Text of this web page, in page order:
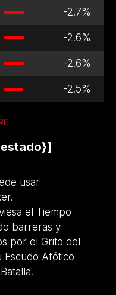
-2.7%
-2.6%
-2.6%
-2.5%
usar
el Tiempo
barreras y
por el Grito del
Escudo Afótico